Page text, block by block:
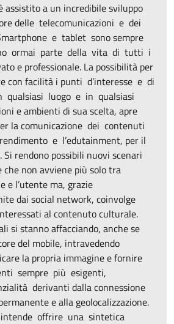
assistito a un incredibile sviluppo
delle telecomunicazioni e dei
e tablet sono sempre
ormai parte della vita di tutti i
e professionale. La possibilità per
con facilità i punti d’interesse e di
qualsiasi luogo e in qualsiasi
e ambienti di sua scelta, apre
la comunicazione dei contenuti
e l’edutainment, per il
rendono possibili nuovi scenari
che non avviene più solo tra
e l’utente ma, grazie
dai social network, coinvolge
al contenuto culturale.
si stanno affacciando, anche se
del mobile, intravedendo
la propria immagine e fornire
sempre più esigenti,
derivanti dalla connessione
e alla geolocalizzazione.
offrire una sintetica